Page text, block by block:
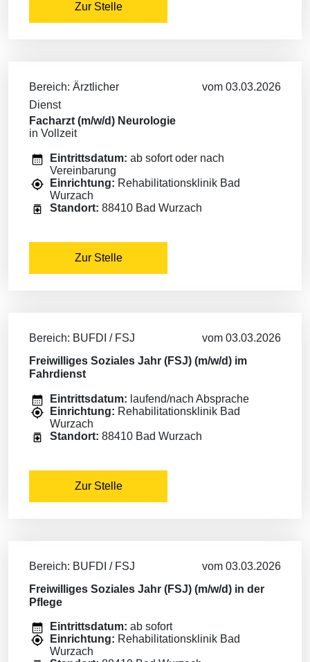
Zur Stelle
Bereich: Ärztlicher
Dienst
vom 03.03.2026
Facharzt (m/w/d) Neurologie
in Vollzeit
Eintrittsdatum: ab sofort oder nach
Vereinbarung
Einrichtung: Rehabilitationsklinik Bad
Wurzach
Standort: 88410 Bad Wurzach
Zur Stelle
Bereich: BUFDI / FSJ
vom 03.03.2026
Freiwilliges Soziales Jahr (FSJ) (m/w/d) im
Fahrdienst
Eintrittsdatum: laufend/nach Absprache
Einrichtung: Rehabilitationsklinik Bad
Wurzach
Standort: 88410 Bad Wurzach
Zur Stelle
Bereich: BUFDI / FSJ
vom 03.03.2026
Freiwilliges Soziales Jahr (FSJ) (m/w/d) in der
Pflege
Eintrittsdatum: ab sofort
Einrichtung: Rehabilitationsklinik Bad
Wurzach